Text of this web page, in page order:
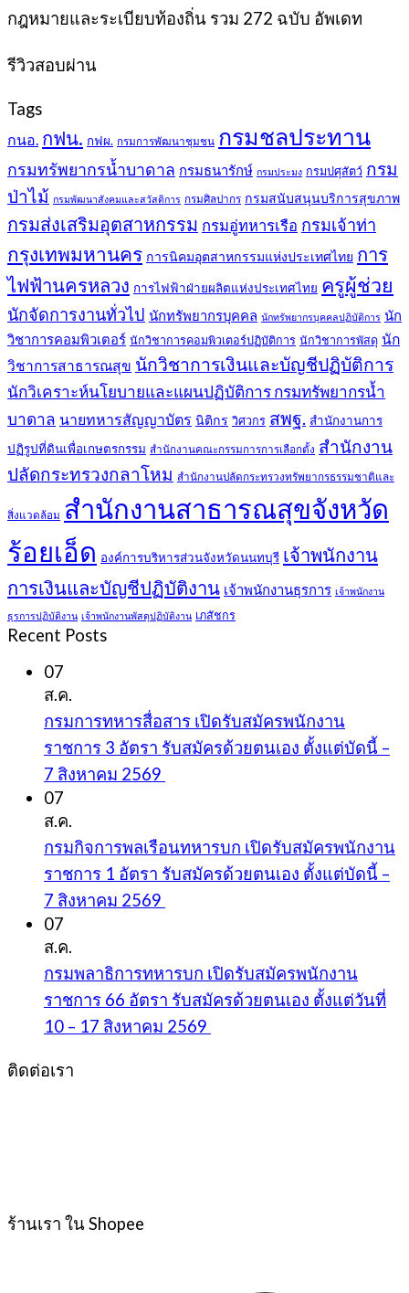
was:
กฎหมายและระเบียบท้องถิ่น รวม 272 ฉบับ อัพเดท
รีวิวสอบผ่าน
Tags
กนอ. กฟน. กฟผ. กรมการพัฒนาชุมชน กรมชลประทาน
กรมทรัพยากรน้ำบาดาล กรมธนารักษ์ กรมประมง กรมปศุสัตว์ กรม
ป่าไม้ กรมพัฒนาสังคมและสวัสดิการ กรมศิลปากร กรมสนับสนุนบริการสุขภาพ
กรมส่งเสริมอุตสาหกรรม กรมอู่ทหารเรือ กรมเจ้าท่า
กรุงเทพมหานคร การนิคมอุตสาหกรรมแห่งประเทศไทย การ
ไฟฟ้านครหลวง การไฟฟ้าฝ่ายผลิตแห่งประเทศไทย ครูผู้ช่วย
นักจัดการงานทั่วไป นักทรัพยากรบุคคล นักทรัพยากรบุคคลปฏิบัติการ นัก
วิชาการคอมพิวเตอร์ นักวิชาการคอมพิวเตอร์ปฏิบัติการ นักวิชาการพัสดุ นัก
วิชาการสาธารณสุข นักวิชาการเงินและบัญชีปฏิบัติการ
นักวิเคราะห์นโยบายและแผนปฏิบัติการ กรมทรัพยากรน้ำ
บาดาล นายทหารสัญญาบัตร นิติกร วิศวกร สพฐ. สำนักงานการ
ปฏิรูปที่ดินเพื่อเกษตรกรรม สำนักงานคณะกรรมการการเลือกตั้ง สำนักงาน
ปลัดกระทรวงกลาโหม สำนักงานปลัดกระทรวงทรัพยากรธรรมชาติและ
สิ่งแวดล้อม สำนักงานสาธารณสุขจังหวัด
ร้อยเอ็ด องค์การบริหารส่วนจังหวัดนนทบุรี เจ้าพนักงาน
การเงินและบัญชีปฏิบัติงาน เจ้าพนักงานธุรการ เจ้าพนักงาน
ธุรการปฏิบัติงาน เจ้าพนักงานพัสดุปฏิบัติงาน เภสัชกร
Recent Posts
07
ส.ค.
กรมการทหารสื่อสาร เปิดรับสมัครพนักงาน
ราชการ 3 อัตรา รับสมัครด้วยตนเอง ตั้งแต่บัดนี้ –
7 สิงหาคม 2569
07
ส.ค.
กรมกิจการพลเรือนทหารบก เปิดรับสมัครพนักงาน
ราชการ 1 อัตรา รับสมัครด้วยตนเอง ตั้งแต่บัดนี้ –
7 สิงหาคม 2569
07
ส.ค.
กรมพลาธิการทหารบก เปิดรับสมัครพนักงาน
ราชการ 66 อัตรา รับสมัครด้วยตนเอง ตั้งแต่วันที่
10 – 17 สิงหาคม 2569
ติดต่อเรา
ร้านเรา ใน Shopee